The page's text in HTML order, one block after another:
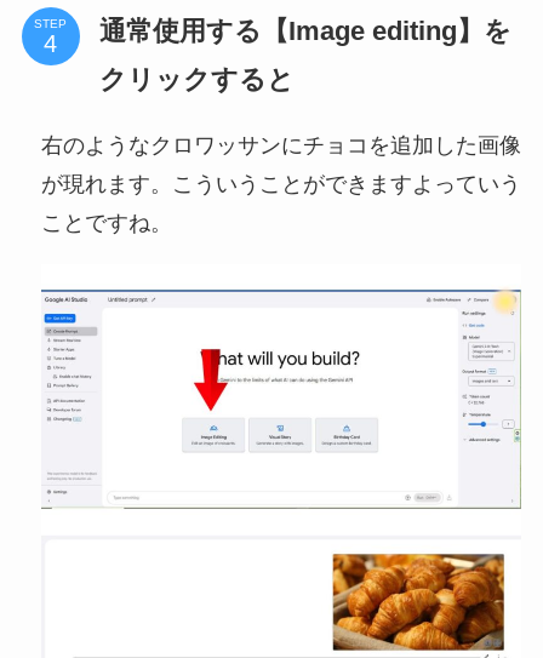
STEP
通常使用する【Image editing】を
クリックすると
右のようなクロワッサンにチョコを追加した画像
が現れます。こういうことができますよっていう
ことですね。